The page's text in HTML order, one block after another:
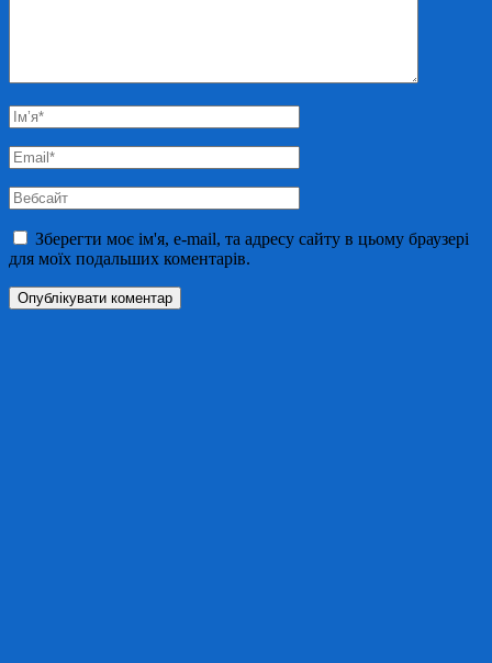
Ім’я*
Email*
Вебсайт
Зберегти моє ім'я, e-mail, та адресу сайту в цьому браузері
для моїх подальших коментарів.